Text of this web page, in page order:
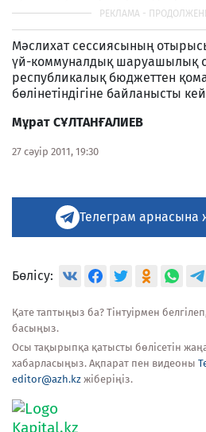
Мәслихат сессиясының
үй-коммуналдық шаруашылық
республикалық бюджеттен
бөлінетіндігіне байланысты
Мұрат СҰЛТАНҒАЛИЕВ
27 сәуір 2011, 19:30
Телеграм арнасына
Бөлісу:
Қате таптыңыз ба? Тінтуірмен
басыңыз.
Осы тақырыпқа қатысты бөлісетін
хабарласыңыз. Ақпарат пен видеоны
editor@azh.kz жіберіңіз.